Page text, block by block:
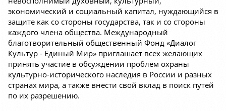
экономический и социальный капитал, нуждающийся в
защите как со стороны государства, так и со стороны
каждого члена общества. Международный
благотворительный общественный Фонд «Диалог
Культур - Единый Мир» приглашает всех желающих
принять участие в обсуждении проблем охраны
культурно-исторического наследия в России и разных
странах мира, а также внести свой вклад в поиск путей
по их разрешению.